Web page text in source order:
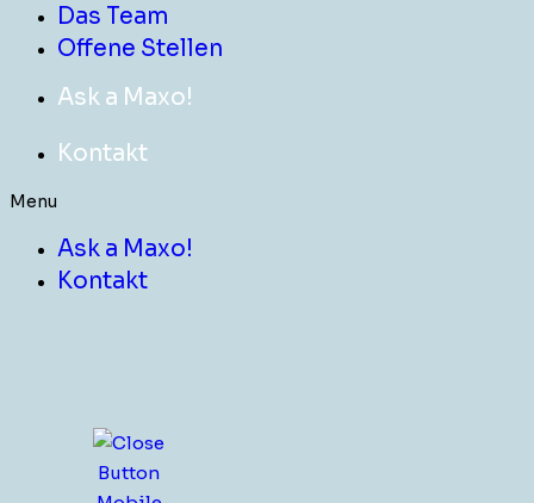
Das Team
Offene Stellen
Ask a Maxo!
Kontakt
Menu
Ask a Maxo!
Kontakt